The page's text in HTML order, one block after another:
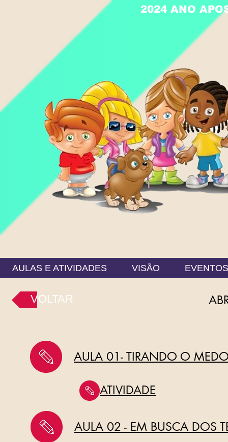
2024 ANO
AULAS E ATIVIDADES VISÃO EVENTOS
VOLTAR
AULA 01- TIRANDO O
ATIVIDADE
AULA 02 - EM BUSCA DOS